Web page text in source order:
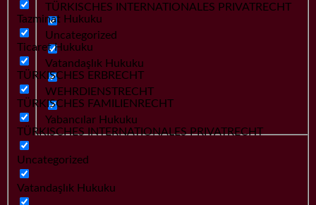
TÜRKISCHES INTERNATIONALES PRIVATRECHT
Uncategorized
Vatandaşlık Hukuku
WEHRDIENSTRECHT
Yabancılar Hukuku
Tazminat Hukuku
Ticaret Hukuku
TÜRKISCHES ERBRECHT
TÜRKISCHES FAMILIENRECHT
TÜRKISCHES INTERNATIONALES PRIVATRECHT
Uncategorized
Vatandaşlık Hukuku